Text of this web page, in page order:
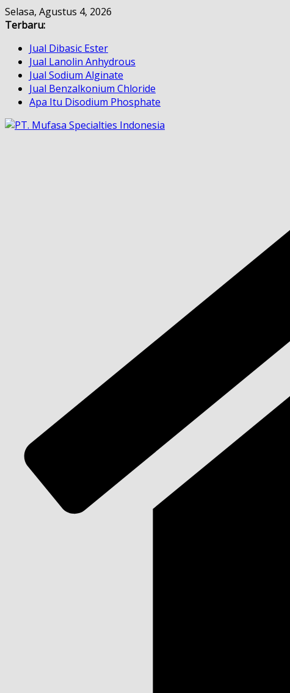
Skip
to
Selasa, Agustus 4, 2026
Terbaru:
Jual Dibasic Ester
Jual Lanolin Anhydrous
Jual Sodium Alginate
Jual Benzalkonium Chloride
Apa Itu Disodium Phosphate